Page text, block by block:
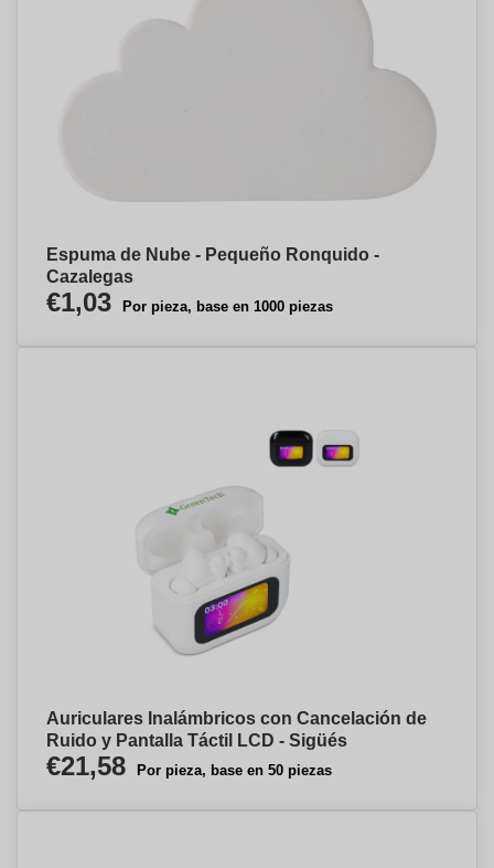
Espuma de Nube - Pequeño Ronquido -
Cazalegas
€1,03 Por pieza, base en 1000 piezas
Auriculares Inalámbricos con Cancelación de
Ruido y Pantalla Táctil LCD - Sigüés
€21,58 Por pieza, base en 50 piezas